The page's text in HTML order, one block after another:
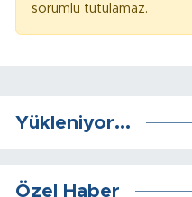
sorumlu tutulamaz.
Yükleniyor...
Özel Haber